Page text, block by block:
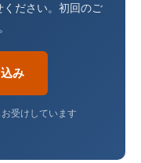
ださい。初回のご
み
受けしています